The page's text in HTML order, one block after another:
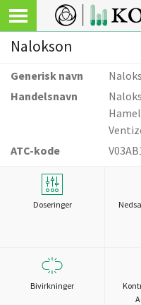
Nalokson
Generisk navn
Handelsnavn
ATC-kode
Doseringer
Bivirkninger